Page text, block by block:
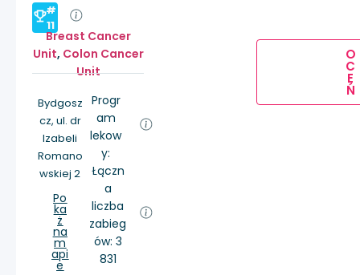
#
11
Breast Cancer
Unit, Colon Cancer
Unit
Bydgosz
cz, ul. dr
Izabeli
Romano
wskiej 2
Po
ka
ż
na
m
api
e
Progr
am
lekow
y:
Łączn
a
liczba
zabieg
ów: 3
831
O
C
E
Ń